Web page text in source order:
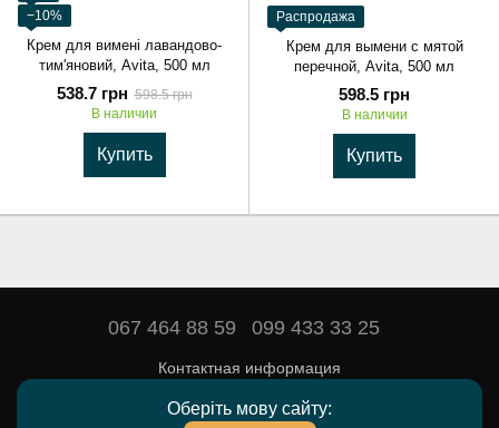
Оберіть мову сайту:
−10%
Крем для вимені лавандово-
тим'яновий, Avita, 500 мл
538.7 грн 598.5 грн
В наличии
Купить
Распродажа
Крем для вымени с мятой
перечной, Avita, 500 мл
598.5 грн
В наличии
Купить
067 464 88 59 099 433 33 25
Контактная информация
Полная версия сайта